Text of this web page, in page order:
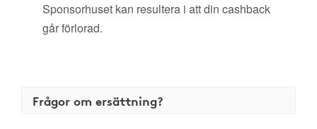
Sponsorhuset kan resultera i att din cashback
går förlorad.
Frågor om ersättning?